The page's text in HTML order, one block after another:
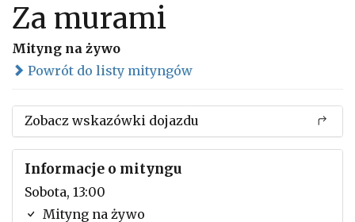
Za murami
Mityng na żywo
Powrót do listy mityngów
Zobacz wskazówki dojazdu
Informacje o mityngu
Sobota, 13:00
Mityng na żywo